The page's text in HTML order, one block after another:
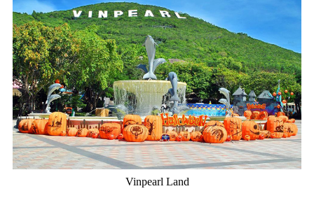
Vinpearl Land